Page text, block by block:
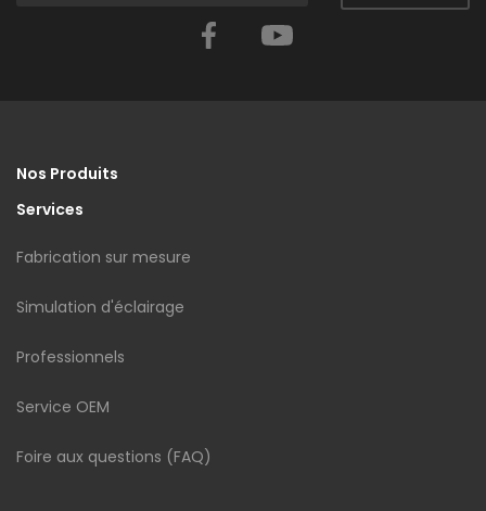
Facebook
Nos Produits
Services
Fabrication sur mesure
Simulation d'éclairage
Professionnels
Service OEM
Foire aux questions (FAQ)